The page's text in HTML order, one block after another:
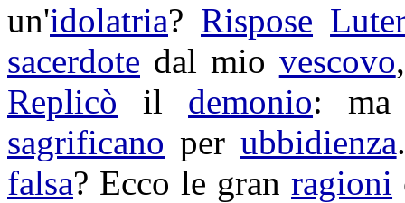
un'idolatria? Rispose
sacerdote dal mio vescovo
Replicò il demonio:
sagrificano per ubbidienza
falsa? Ecco le granragioni